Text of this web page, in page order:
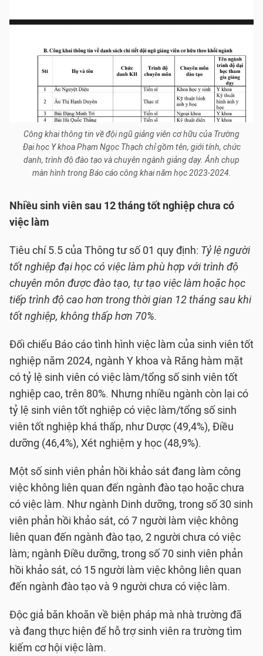
Công khai thông tin về đội ngũ giảng viên cơ hữu của Trường
Đại học Y khoa Phạm Ngọc Thạch chỉ gồm tên, giới tính, chức
danh, trình độ đào tạo và chuyên ngành giảng dạy. Ảnh chụp
màn hình trong Báo cáo công khai năm học 2023-2024.
Nhiều sinh viên sau 12 tháng tốt nghiệp chưa có
việc làm
Tiêu chí 5.5 của Thông tư số 01 quy định: Tỷ lệ người
tốt nghiệp đại học có việc làm phù hợp với trình độ
chuyên môn được đào tạo, tự tạo việc làm hoặc học
tiếp trình độ cao hơn trong thời gian 12 tháng sau khi
tốt nghiệp, không thấp hơn 70%.
Đối chiếu Báo cáo tình hình việc làm của sinh viên tốt
nghiệp năm 2024, ngành Y khoa và Răng hàm mặt
có tỷ lệ sinh viên có việc làm/tổng số sinh viên tốt
nghiệp cao, trên 80%. Nhưng nhiều ngành còn lại có
tỷ lệ sinh viên tốt nghiệp có việc làm/tổng số sinh
viên tốt nghiệp khá thấp, như Dược (49,4%), Điều
dưỡng (46,4%), Xét nghiệm y học (48,9%).
Một số sinh viên phản hồi khảo sát đang làm công
việc không liên quan đến ngành đào tạo hoặc chưa
có việc làm. Như ngành Dinh dưỡng, trong số 30 sinh
viên phản hồi khảo sát, có 7 người làm việc không
liên quan đến ngành đào tạo, 2 người chưa có việc
làm; ngành Điều dưỡng, trong số 70 sinh viên phản
hồi khảo sát, có 15 người làm việc không liên quan
đến ngành đào tạo và 9 người chưa có việc làm.
Độc giả băn khoăn về biện pháp mà nhà trường đã
và đang thực hiện để hỗ trợ sinh viên ra trường tìm
kiếm cơ hội việc làm.